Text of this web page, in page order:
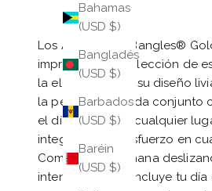
Bahamas
(USD $)
Bangladés
(USD $)
Barbados
(USD $)
Baréin
(USD $)
Los All Weather Bangles®
impresionante colección de
la elegancia con su diseño
la perfección, cada conjunto
el día. Úsalos en cualquier
integración sin esfuerzo en
Comienza tu mañana
intenciones, y concluye tu